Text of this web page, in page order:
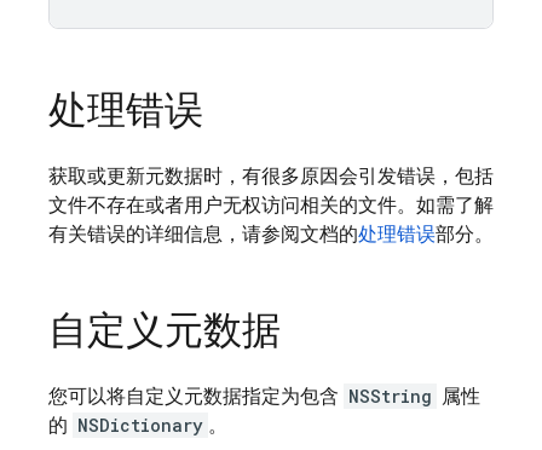
处理错误
获取或更新元数据时，有很多原因会引发错误，包括
文件不存在或者用户无权访问相关的文件。如需了解
有关错误的详细信息，请参阅文档的处理错误部分。
自定义元数据
您可以将自定义元数据指定为包含 NSString 属性
的 NSDictionary 。